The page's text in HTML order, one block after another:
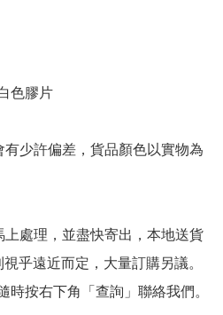
色膠片
少許偏差，貨品顏色以實物為
處理，並盡快寄出，本地送貨
乎遠近而定，大量訂購另議。
時按右下角「查詢」聯絡我們。